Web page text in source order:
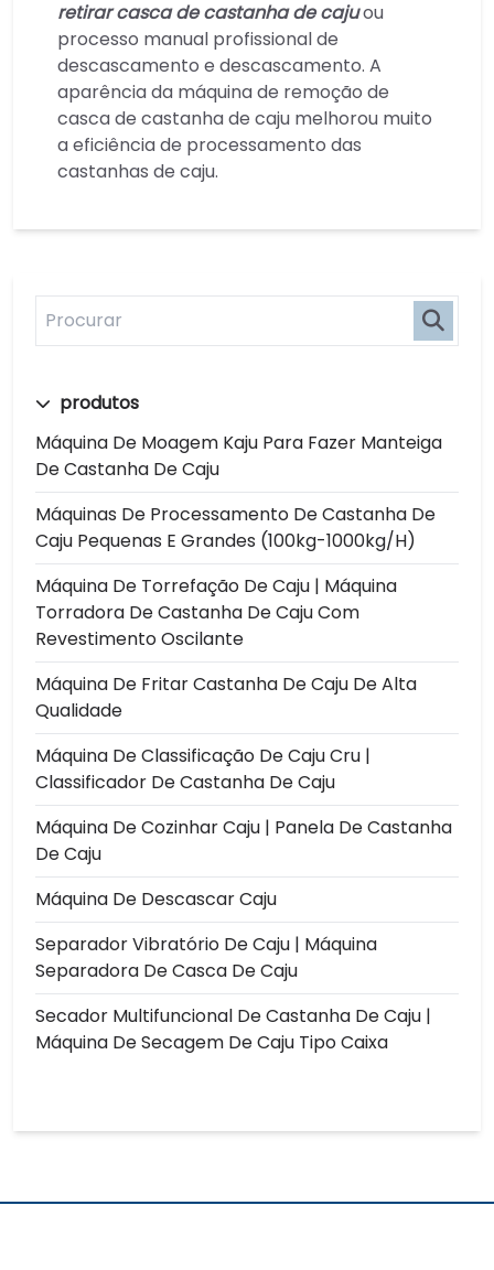
produtos
Máquina De Moagem Kaju Para Fazer Manteiga
De Castanha De Caju
Máquinas De Processamento De Castanha De
Caju Pequenas E Grandes (100kg-1000kg/h)
Máquina De Torrefação De Caju | Máquina
Torradora De Castanha De Caju Com
Revestimento Oscilante
Máquina De Fritar Castanha De Caju De Alta
Qualidade
Máquina De Classificação De Caju Cru |
Classificador De Castanha De Caju
Máquina De Cozinhar Caju | Panela De Castanha
De Caju
Máquina De Descascar Caju
Separador Vibratório De Caju | Máquina
Separadora De Casca De Caju
Secador Multifuncional De Castanha De Caju |
Máquina De Secagem De Caju Tipo Caixa
retirar casca de castanha de cajuou
processo manual profissional de
descascamento e descascamento. A
aparência da máquina de remoção de
casca de castanha de caju melhorou muito
a eficiência de processamento das
castanhas de caju.